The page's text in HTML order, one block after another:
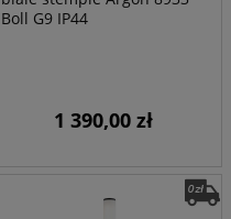
Boll G9 IP44
1 390,00 zł